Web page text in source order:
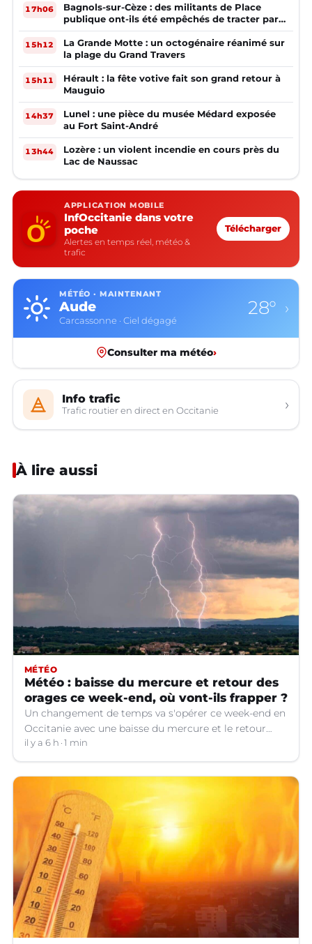
17h06
Bagnols-sur-Cèze : des militants de Place
publique ont-ils été empêchés de tracter par
la mairie ?
15h12
La Grande Motte : un octogénaire réanimé sur
la plage du Grand Travers
15h11
Hérault : la fête votive fait son grand retour à
Mauguio
14h37
Lunel : une pièce du musée Médard exposée
au Fort Saint-André
13h44
Lozère : un violent incendie en cours près du
Lac de Naussac
APPLICATION MOBILE
InfOccitanie dans votre
poche
Alertes en temps réel, météo &
trafic
Télécharger
MÉTÉO · MAINTENANT
Aude
Carcassonne · Ciel dégagé
28° ›
Consulter ma météo›
Info trafic
Trafic routier en direct en Occitanie ›
À lire aussi
MÉTÉO
Météo : baisse du mercure et retour des
orages ce week-end, où vont-ils frapper ?
Un changement de temps va s'opérer ce week-end en
Occitanie avec une baisse du mercure et le retour
d'orages dans certains départements.
il y a 6 h 1 min